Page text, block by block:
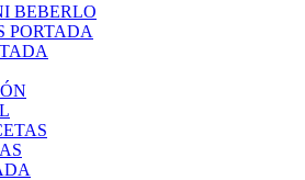
BEBERLO
PORTADA